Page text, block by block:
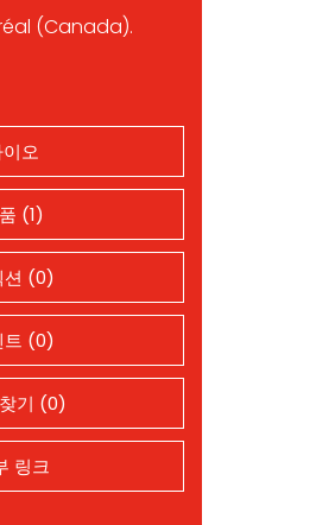
(Canada).
오
(1)
션 (0)
트 (0)
기 (0)
링크